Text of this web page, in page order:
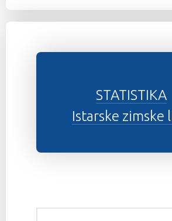
STATISTIKA
Istarske zimske